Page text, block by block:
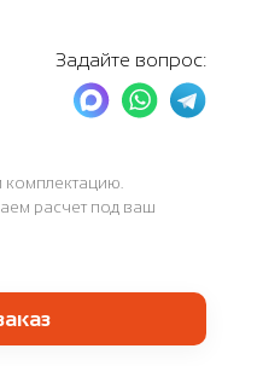
Задайте вопрос:
комплектацию.
расчет под ваш